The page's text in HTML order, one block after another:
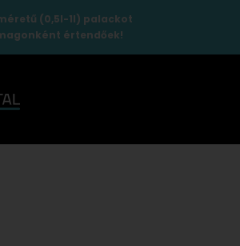
(0,5l-1l) palackot
értendőek!